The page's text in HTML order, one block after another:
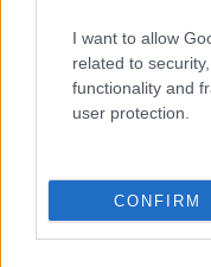
I want to allow
related to
functionality and
user protection.
CONFIRM
Ninel Conde revela
temporada de Top